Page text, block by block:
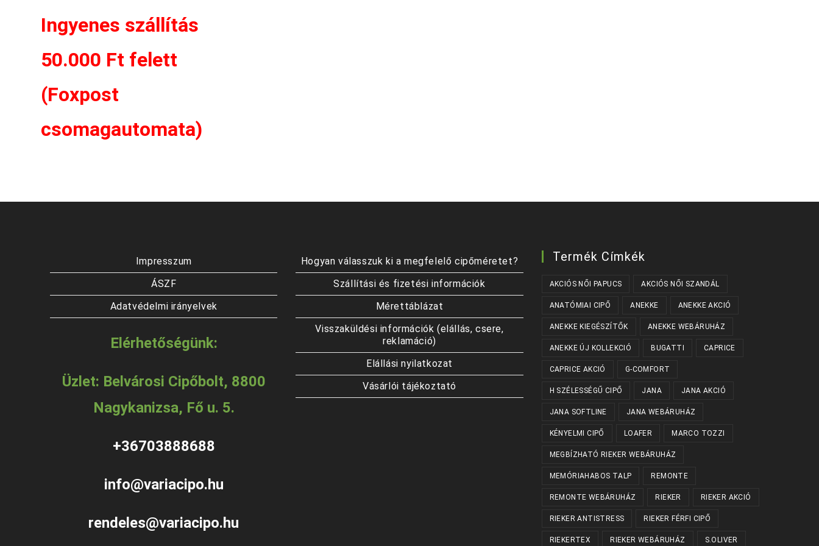
Ingyenes szállítás
50.000 Ft felett
(Foxpost
csomagautomata)
Impresszum
ÁSZF
Adatvédelmi irányelvek
Elérhetőségünk:
Üzlet: Belvárosi Cipőbolt, 8800
Nagykanizsa, Fő u. 5.
+36703888688
info@variacipo.hu
rendeles@variacipo.hu
Hogyan válasszuk ki a megfelelő cipőméretet?
Szállítási és fizetési információk
Mérettáblázat
Visszaküldési információk (elállás, csere,
reklamáció)
Elállási nyilatkozat
Vásárlói tájékoztató
Termék Címkék
AKCIÓS NŐI PAPUCS AKCIÓS NŐI SZANDÁL
ANATÓMIAI CIPŐ ANEKKE ANEKKE AKCIÓ
ANEKKE KIEGÉSZÍTŐK ANEKKE WEBÁRUHÁZ
ANEKKE ÚJ KOLLEKCIÓ BUGATTI CAPRICE
CAPRICE AKCIÓ G-COMFORT
H SZÉLESSÉGŰ CIPŐ JANA JANA AKCIÓ
JANA SOFTLINE JANA WEBÁRUHÁZ
KÉNYELMI CIPŐ LOAFER MARCO TOZZI
MEGBÍZHATÓ RIEKER WEBÁRUHÁZ
MEMÓRIAHABOS TALP REMONTE
REMONTE WEBÁRUHÁZ RIEKER RIEKER AKCIÓ
RIEKER ANTISTRESS RIEKER FÉRFI CIPŐ
RIEKERTEX RIEKER WEBÁRUHÁZ S.OLIVER